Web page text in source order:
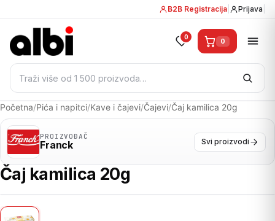
B2B Registracija Prijava
Pretraži:
0 0
Početna/Pića i napitci/Kave i čajevi/Čajevi/Čaj kamilica 20g
PROIZVOĐAČ
Franck Svi proizvodi
Čaj kamilica 20g